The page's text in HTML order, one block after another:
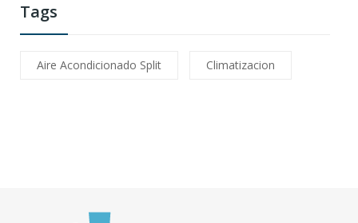
Tags
Aire Acondicionado Split Climatizacion